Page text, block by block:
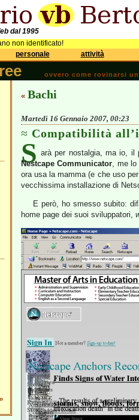
dal 1995
non identificato!
personale attività
ovvero come rovinarsi
»
« Bachi
Martedì 16 Gennaio 2007, 00:23
Compatibilità
S arà per nostalgia, ma io, il
Nestcape Communicator, me lo
ora usa la mamma (e che uso
vecchissima installazione di
E però, ho smesso subito:
home page dei suoi sviluppatori,